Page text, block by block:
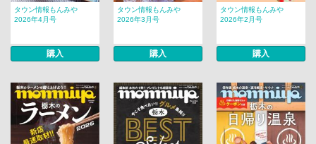
タウン情報もんみや
2026年4月号
購入
タウン情報もんみや
2026年3月号
購入
タウン情報もんみや
2026年2月号
購入